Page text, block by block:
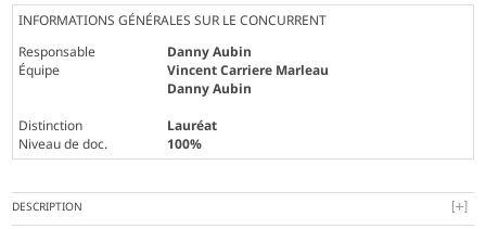
INFORMATIONS GÉNÉRALES SUR LE CONCURRENT
Responsable
Danny Aubin
Équipe
Vincent Carriere Marleau
Danny Aubin
Distinction
Lauréat
Niveau de doc.
100%
DESCRIPTION